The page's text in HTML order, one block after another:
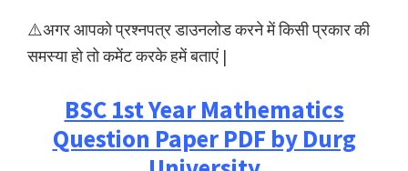
⚠️अगर आपको प्रश्नपत्र डाउनलोड करने में किसी प्रकार की
समस्या हो तो कमेंट करके हमें बताएं |
BSC 1st Year Mathematics
Question Paper PDF by Durg